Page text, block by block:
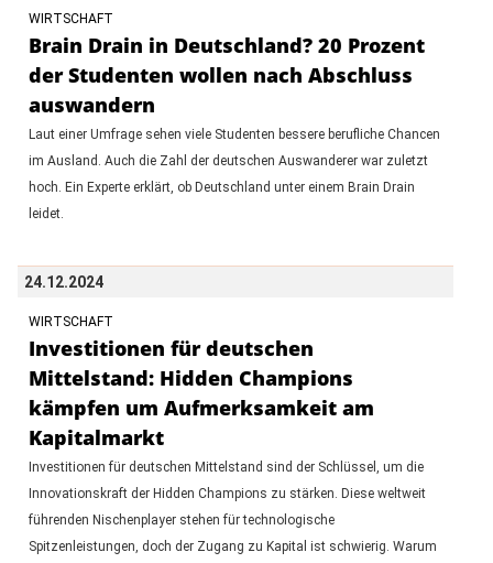
WIRTSCHAFT
Brain Drain in Deutschland? 20 Prozent
der Studenten wollen nach Abschluss
auswandern
Laut einer Umfrage sehen viele Studenten bessere berufliche Chancen
im Ausland. Auch die Zahl der deutschen Auswanderer war zuletzt
hoch. Ein Experte erklärt, ob Deutschland unter einem Brain Drain
leidet.
24.12.2024
WIRTSCHAFT
Investitionen für deutschen
Mittelstand: Hidden Champions
kämpfen um Aufmerksamkeit am
Kapitalmarkt
Investitionen für deutschen Mittelstand sind der Schlüssel, um die
Innovationskraft der Hidden Champions zu stärken. Diese weltweit
führenden Nischenplayer stehen für technologische
Spitzenleistungen, doch der Zugang zu Kapital ist schwierig. Warum